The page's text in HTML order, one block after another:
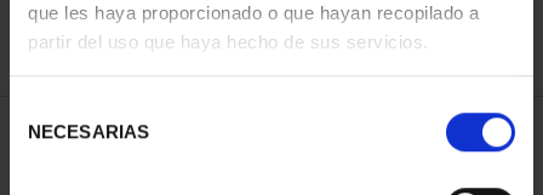
que les haya proporcionado o que hayan recopilado a
partir del uso que haya hecho de sus servicios.
NECESARIAS
REFINAR
1 Productos encontrados